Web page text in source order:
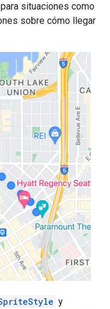
situaciones como
sobre cómo llegar
y